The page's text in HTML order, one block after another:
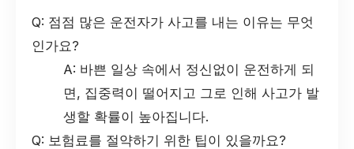
Q: 점점 많은 운전자가 사고를 내는 이유는 무엇
인가요?
A: 바쁜 일상 속에서 정신없이 운전하게 되
면, 집중력이 떨어지고 그로 인해 사고가 발
생할 확률이 높아집니다.
Q: 보험료를 절약하기 위한 팁이 있을까요?